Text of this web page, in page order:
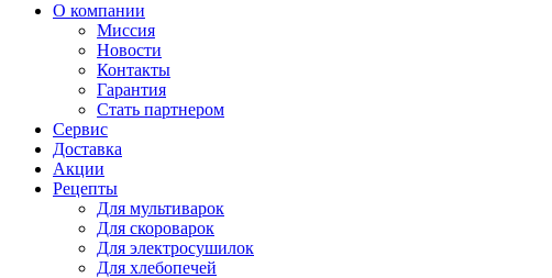
О компании
Миссия
Новости
Контакты
Гарантия
Стать партнером
Сервис
Доставка
Акции
Рецепты
Для мультиварок
Для скороварок
Для электросушилок
Для хлебопечей